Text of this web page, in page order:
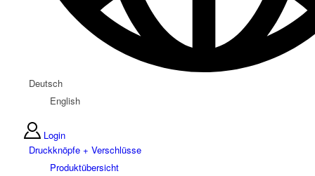
Deutsch
English
Login
Druckknöpfe + Verschlüsse
Produktübersicht